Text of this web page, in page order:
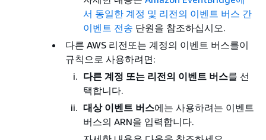
서 동일한 계정 및 리전의 이벤트 버스 간
이벤트 전송 단원을 참조하십시오.
다른 AWS 리전또는 계정의 이벤트 버스를이
규칙으로 사용하려면:
다른 계정 또는 리전의 이벤트 버스를 선
택합니다.
대상 이벤트 버스에는 사용하려는 이벤트
버스의 ARN을 입력합니다.